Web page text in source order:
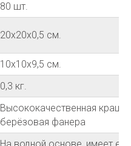
80 шт.
20х20х0,5 см.
10х10х9,5 см.
0,3 кг.
Высококачественная
берёзовая фанера